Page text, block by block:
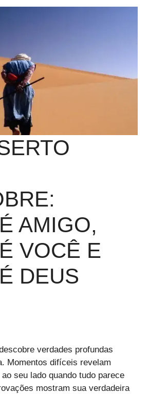
AMIGO,
VOCÊ E
DEUS
verdades profundas
Momentos difíceis revelam
seu lado quando tudo parece
mostram sua verdadeira